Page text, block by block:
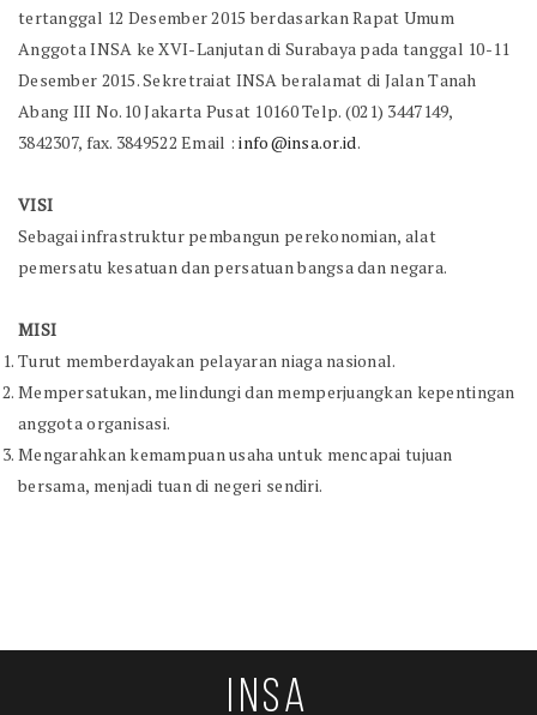
tertanggal 12 Desember 2015 berdasarkan Rapat Umum
Anggota INSA ke XVI-Lanjutan di Surabaya pada tanggal 10-11
Desember 2015. Sekretraiat INSA beralamat di Jalan Tanah
Abang III No.10 Jakarta Pusat 10160 Telp. (021) 3447149,
3842307, fax. 3849522 Email :info@insa.or.id.
VISI
Sebagai infrastruktur pembangun perekonomian, alat
pemersatu kesatuan dan persatuan bangsa dan negara.
MISI
Turut memberdayakan pelayaran niaga nasional.
Mempersatukan, melindungi dan memperjuangkan kepentingan
anggota organisasi.
Mengarahkan kemampuan usaha untuk mencapai tujuan
bersama, menjadi tuan di negeri sendiri.
INSA